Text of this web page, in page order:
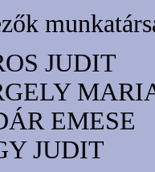
JUDIT
EMESE
JUDIT